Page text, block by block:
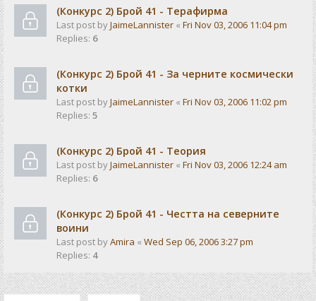
(Конкурс 2) Брой 41 - Терафирма
Last post byJaimeLannister « Fri Nov 03, 2006 11:04 pm
Replies: 6
(Конкурс 2) Брой 41 - За черните космически
котки
Last post byJaimeLannister « Fri Nov 03, 2006 11:02 pm
Replies: 5
(Конкурс 2) Брой 41 - Теория
Last post byJaimeLannister « Fri Nov 03, 2006 12:24 am
Replies: 6
(Конкурс 2) Брой 41 - Честта на северните
воини
Last post byAmira « Wed Sep 06, 2006 3:27 pm
Replies: 4